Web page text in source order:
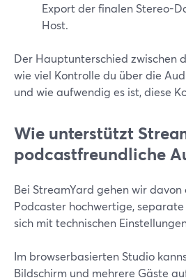
Export der finalen Stereo-
Host.
Der Hauptunterschied zwischen
wie viel Kontrolle du über die
und wie aufwendig es ist, diese
Wie unterstützt
podcastfreundliche
Bei StreamYard gehen wir davon
Podcaster hochwertige, separate
sich mit technischen
Im browserbasierten Studio
Bildschirm und mehrere Gäste